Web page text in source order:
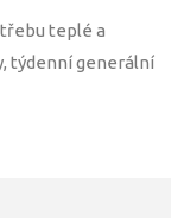
teplé a
týdenní generální